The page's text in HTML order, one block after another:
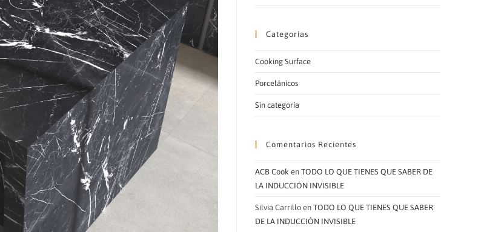
Categorías
Cooking Surface
Porcelánicos
Sin categoría
Comentarios Recientes
ACB Cook en TODO LO QUE TIENES QUE SABER DE
LA INDUCCIÓN INVISIBLE
Silvia Carrillo en TODO LO QUE TIENES QUE SABER
DE LA INDUCCIÓN INVISIBLE